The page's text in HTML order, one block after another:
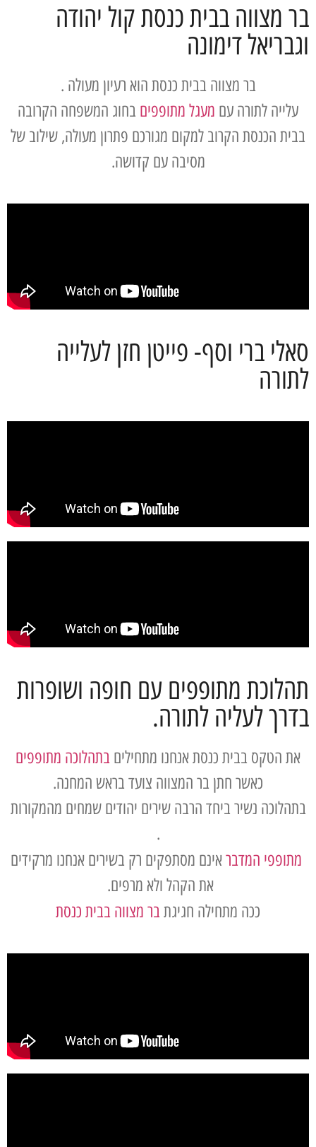
בר מצווה בבית כנסת קול יהודה
וגבריאל דימונה
בר מצווה בבית כנסת הוא רעיון מעולה .
עלייה לתורה עם מעגל מתופפים בחוג המשפחה הקרובה
בבית הכנסת הקרוב למקום מגורכם פתרון מעולה, שילוב של
מסיבה עם קדושה.
סאלי ברי וסף- פייטן חזן לעלייה
לתורה
תהלוכת מתופפים עם חופה ושופרות
בדרך לעליה לתורה.
את הטקס בבית כנסת אנחנו מתחילים בתהלוכה מתופפים
כאשר חתן בר המצווה צועד בראש המחנה.
בתהלוכה נשיר ביחד הרבה שירים יהודים שמחים מהמקורות
.
מתופפי המדבראינם מסתפקים רק בשירים אנחנו מרקידים
את הקהל ולא מרפים.
ככה מתחילה חגיגתבר מצווה בבית כנסת